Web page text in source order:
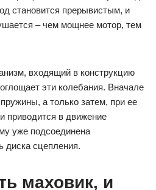
становится прерывистым, и
– чем мощнее мотор, тем
входящий в конструкцию
эти колебания. Вначале
а только затем, при ее
приводится в движение
уже подсоединена
диска сцепления.
маховик, и